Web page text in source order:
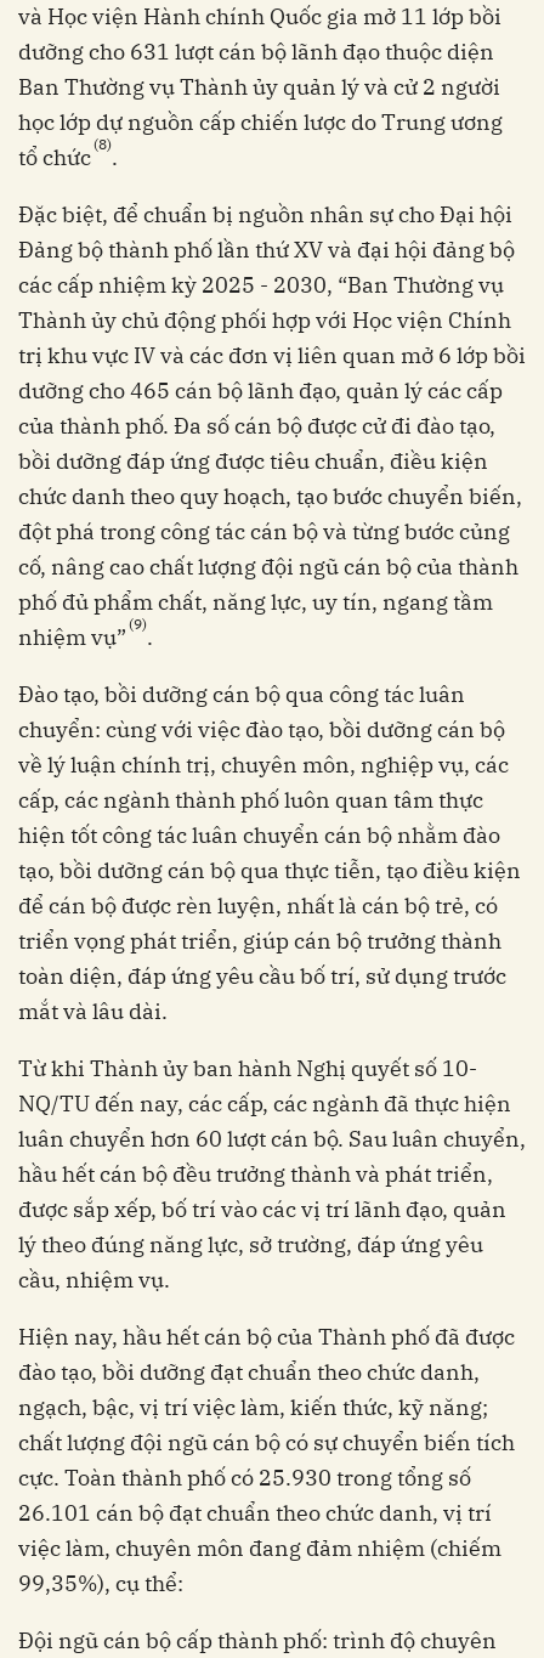
và Học viện Hành chính Quốc gia mở 11 lớp bồi
dưỡng cho 631 lượt cán bộ lãnh đạo thuộc diện
Ban Thường vụ Thành ủy quản lý và cử 2 người
học lớp dự nguồn cấp chiến lược do Trung ương
tổ chức(8).
Đặc biệt, để chuẩn bị nguồn nhân sự cho Đại hội
Đảng bộ thành phố lần thứ XV và đại hội đảng bộ
các cấp nhiệm kỳ 2025 - 2030, “Ban Thường vụ
Thành ủy chủ động phối hợp với Học viện Chính
trị khu vực IV và các đơn vị liên quan mở 6 lớp bồi
dưỡng cho 465 cán bộ lãnh đạo, quản lý các cấp
của thành phố. Đa số cán bộ được cử đi đào tạo,
bồi dưỡng đáp ứng được tiêu chuẩn, điều kiện
chức danh theo quy hoạch, tạo bước chuyển biến,
đột phá trong công tác cán bộ và từng bước củng
cố, nâng cao chất lượng đội ngũ cán bộ của thành
phố đủ phẩm chất, năng lực, uy tín, ngang tầm
nhiệm vụ” (9).
Đào tạo, bồi dưỡng cán bộ qua công tác luân
chuyển: cùng với việc đào tạo, bồi dưỡng cán bộ
về lý luận chính trị, chuyên môn, nghiệp vụ, các
cấp, các ngành thành phố luôn quan tâm thực
hiện tốt công tác luân chuyển cán bộ nhằm đào
tạo, bồi dưỡng cán bộ qua thực tiễn, tạo điều kiện
để cán bộ được rèn luyện, nhất là cán bộ trẻ, có
triển vọng phát triển, giúp cán bộ trưởng thành
toàn diện, đáp ứng yêu cầu bố trí, sử dụng trước
mắt và lâu dài.
Từ khi Thành ủy ban hành Nghị quyết số 10-
NQ/TU đến nay, các cấp, các ngành đã thực hiện
luân chuyển hơn 60 lượt cán bộ. Sau luân chuyển,
hầu hết cán bộ đều trưởng thành và phát triển,
được sắp xếp, bố trí vào các vị trí lãnh đạo, quản
lý theo đúng năng lực, sở trường, đáp ứng yêu
cầu, nhiệm vụ.
Hiện nay, hầu hết cán bộ của Thành phố đã được
đào tạo, bồi dưỡng đạt chuẩn theo chức danh,
ngạch, bậc, vị trí việc làm, kiến thức, kỹ năng;
chất lượng đội ngũ cán bộ có sự chuyển biến tích
cực. Toàn thành phố có 25.930 trong tổng số
26.101 cán bộ đạt chuẩn theo chức danh, vị trí
việc làm, chuyên môn đang đảm nhiệm (chiếm
99,35%), cụ thể:
Đội ngũ cán bộ cấp thành phố: trình độ chuyên